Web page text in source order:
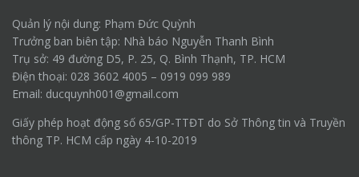
Quản lý nội dung: Phạm Đức Quỳnh
Trưởng ban biên tập: Nhà báo Nguyễn Thanh Bình
Trụ sở: 49 đường D5, P. 25, Q. Bình Thạnh, TP. HCM
Điện thoại: 028 3602 4005 – 0919 099 989
Email: ducquynh001@gmail.com
Giấy phép hoạt động số 65/GP-TTĐT do Sở Thông tin và Truyền
thông TP. HCM cấp ngày 4-10-2019